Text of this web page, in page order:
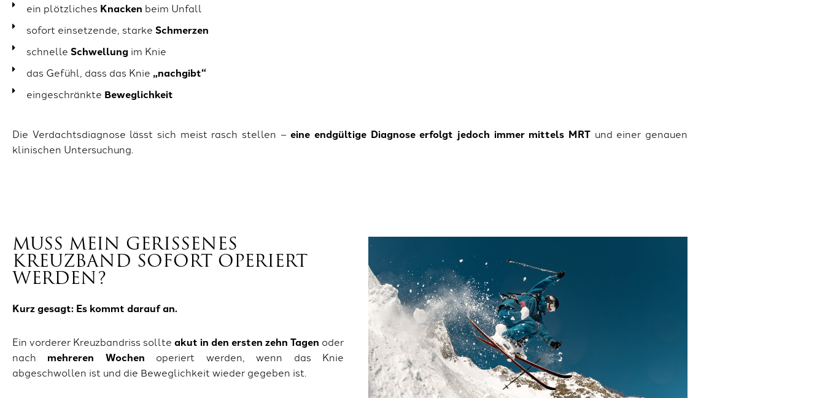
ein plötzliches Knacken beim Unfall
sofort einsetzende, starke Schmerzen
schnelle Schwellung im Knie
das Gefühl, dass das Knie „nachgibt“
eingeschränkte Beweglichkeit
Die Verdachtsdiagnose lässt sich meist rasch stellen –eine endgültige Diagnose erfolgt jedoch immer mittels MRT und einer genauen
klinischen Untersuchung.
MUSS MEIN GERISSENES
KREUZBAND SOFORT OPERIERT
WERDEN?
Kurz gesagt: Es kommt darauf an.
Ein vorderer Kreuzbandriss sollte akut in den ersten zehn Tagen oder
nach mehreren Wochen operiert werden, wenn das Knie
abgeschwollen ist und die Beweglichkeit wieder gegeben ist.